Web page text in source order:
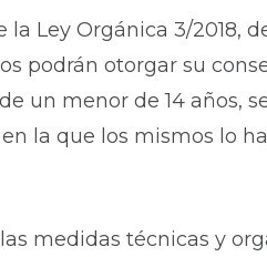
Ley Orgánica 3/2018,
podrán otorgar su
un menor de 14 años,
la que los mismos lo
medidas técnicas y